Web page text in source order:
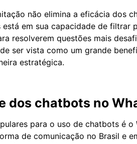
não elimina a eficácia dos
em sua capacidade de filtrar
resolverem questões mais
ser vista como um grande
estratégica.
dos chatbots no
para o uso de chatbots é
de comunicação no Brasil e